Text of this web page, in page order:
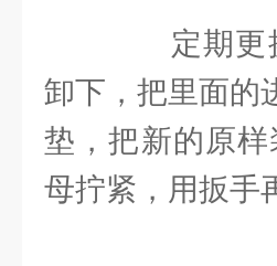
定期更换
卸下，把里面的
垫，把新的原
母拧紧，用扳手